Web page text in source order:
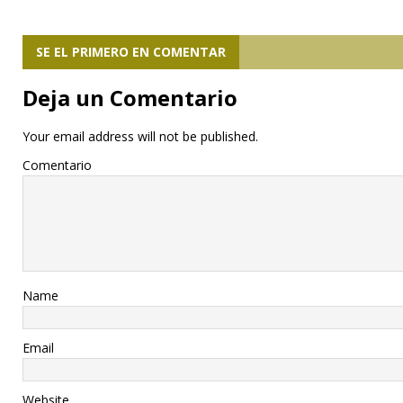
SE EL PRIMERO EN COMENTAR
Deja un Comentario
Your email address will not be published.
Comentario
Name
Email
Website